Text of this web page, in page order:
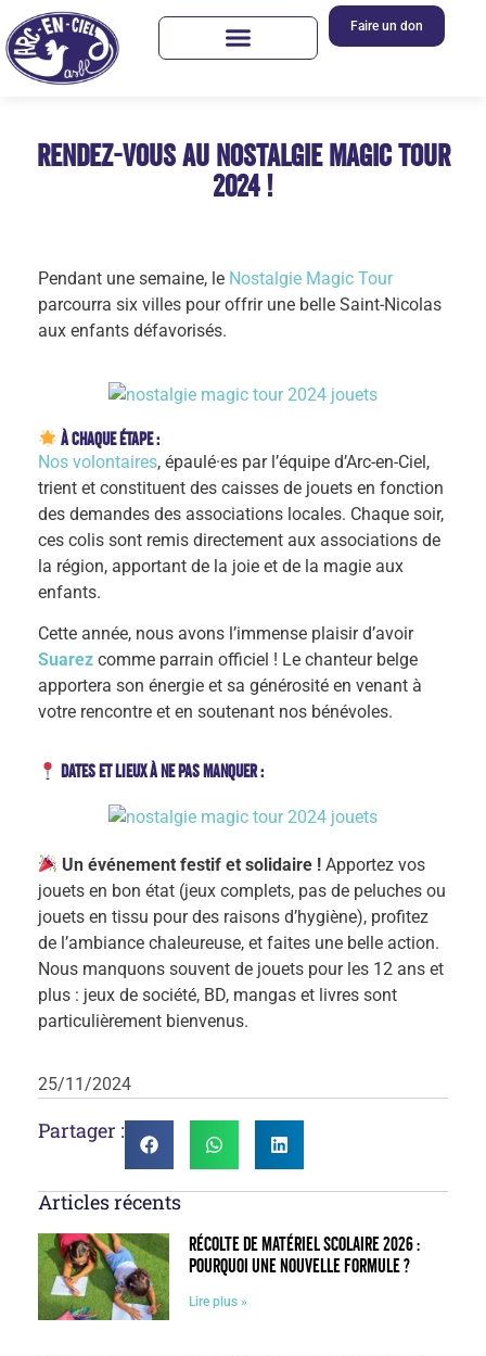
Faire un don
Rendez-vous au Nostalgie Magic Tour
2024 !
Pendant une semaine, le Nostalgie Magic Tour
parcourra six villes pour offrir une belle Saint-Nicolas
aux enfants défavorisés.
À chaque étape:
Nos volontaires, épaulé·es par l’équipe d’Arc-en-Ciel,
trient et constituent des caisses de jouets en fonction
des demandes des associations locales. Chaque soir,
ces colis sont remis directement aux associations de
la région, apportant de la joie et de la magie aux
enfants.
Cette année, nous avons l’immense plaisir d’avoir
Suarez comme parrain officiel ! Le chanteur belge
apportera son énergie et sa générosité en venant à
votre rencontre et en soutenant nos bénévoles.
Dates et lieux à ne pas manquer:
Un événement festif et solidaire ! Apportez vos
jouets en bon état (jeux complets, pas de peluches ou
jouets en tissu pour des raisons d’hygiène), profitez
de l’ambiance chaleureuse, et faites une belle action.
Nous manquons souvent de jouets pour les 12 ans et
plus : jeux de société, BD, mangas et livres sont
particulièrement bienvenus.
25/11/2024
Partager :
Articles récents
Récolte de matériel scolaire 2026 :
pourquoi une nouvelle formule ?
Lire plus »